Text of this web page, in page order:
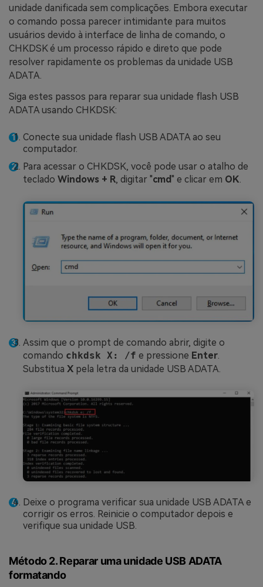
unidade danificada sem complicações. Embora executar
o comando possa parecer intimidante para muitos
usuários devido à interface de linha de comando, o
CHKDSK é um processo rápido e direto que pode
resolver rapidamente os problemas da unidade USB
ADATA.
Siga estes passos para reparar sua unidade flash USB
ADATA usando CHKDSK:
Conecte sua unidade flash USB ADATA ao seu
computador.
Para acessar o CHKDSK, você pode usar o atalho de
teclado Windows + R, digitar "cmd" e clicar em OK.
Assim que o prompt de comando abrir, digite o
comando chkdsk X: /f e pressione Enter
Substitua X pela letra da unidade USB ADATA.
Deixe o programa verificar sua unidade USB ADATA e
corrigir os erros. Reinicie o computador depois e
verifique sua unidade USB.
Método 2. Reparar uma unidade USB ADATA
formatando